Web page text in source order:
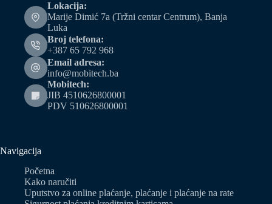
Lokacija:
Marije Dimić 7a (Tržni centar Centrum), Banja
Luka
Broj telefona:
+387 65 792 968
Email adresa:
info@mobitech.ba
Mobitech:
JIB 4510626800001
PDV 510626800001
Navigacija
Početna
Kako naručiti
Uputstvo za online plaćanje, plaćanje i plaćanje na rate